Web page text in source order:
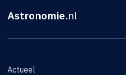
Astronomie.nl
Actueel